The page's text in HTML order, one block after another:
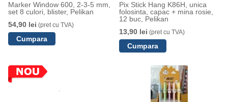
Marker Window 600, 2-3-5 mm,
set 8 culori, blister, Pelikan
54,90 lei (pret cu TVA)
Pix Stick Hang K86H, unica
folosinta, capac + mina rosie,
12 buc, Pelikan
13,90 lei (pret cu TVA)